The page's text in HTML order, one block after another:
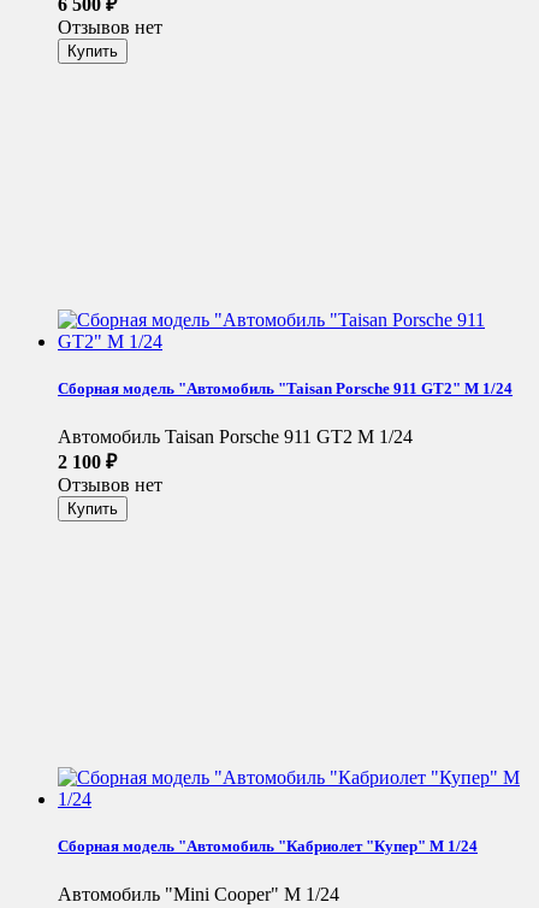
Отзывов нет
Сборная модель "Автомобиль "Taisan Porsche 911 GT2" М 1/24
Автомобиль Taisan Porsche 911 GT2 М 1/24
2 100 ₽
Отзывов нет
Сборная модель "Автомобиль "Кабриолет "Купер" М 1/24
Автомобиль "Mini Cooper" М 1/24